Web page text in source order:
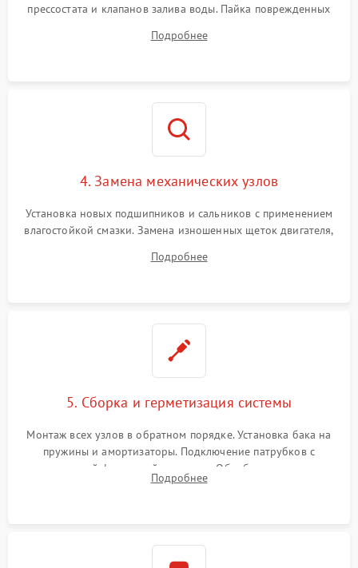
прессостата и клапанов залива воды. Пайка поврежденных
Восстановление целостности проводки и контактов.
Подробнее
4. Замена механических узлов
Установка новых подшипников и сальников с применением
влагостойкой смазки. Замена изношенных щеток двигателя,
или поврежденной резиновой манжеты.
Подробнее
5. Сборка и герметизация системы
Монтаж всех узлов в обратном порядке. Установка бака на
пружины и амортизаторы. Подключение патрубков с
надежной фиксацией хомутами. Обработка стыков
герметиком для предотвращения возможных протечек воды.
Подробнее